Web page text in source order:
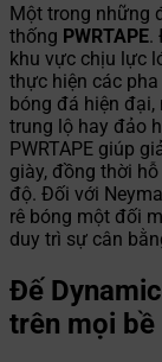
Một trong những
thống PWRTAPE.
khu vực chịu lực
thực hiện các
bóng đá hiện
trung lộ hay đảo
PWRTAPE giúp
giày, đồng thời
độ. Đối với
rê bóng một đối
duy trì sự cân
Đế
trên mọi bề